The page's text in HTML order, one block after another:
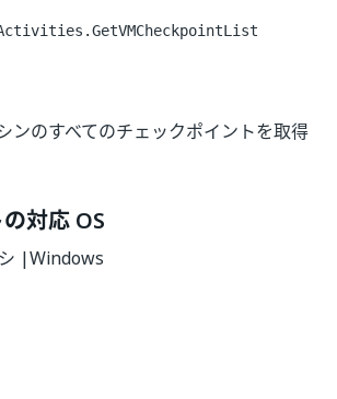
ンのすべてのチェックポイントを取得
対応 OS
|Windows